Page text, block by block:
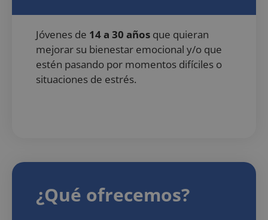
Jóvenes de 14 a 30 años que quieran
mejorar su bienestar emocional y/o que
estén pasando por momentos difíciles o
situaciones de estrés.
¿Qué ofrecemos?